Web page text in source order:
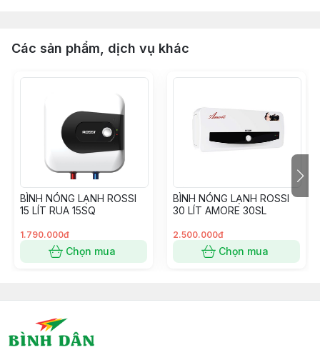
Các sản phẩm, dịch vụ khác
BÌNH NÓNG LẠNH ROSSI
15 LÍT RUA 15SQ
1.790.000đ
Chọn mua
BÌNH NÓNG LẠNH ROSSI
30 LÍT AMORE 30SL
2.500.000đ
Chọn mua